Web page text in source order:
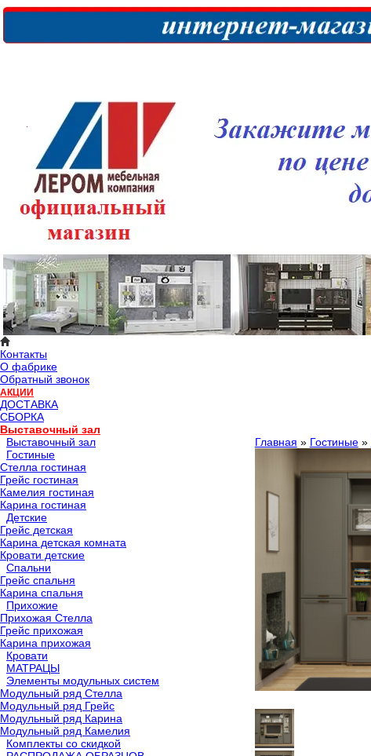
Контакты
О фабрике
Обратный звонок
АКЦИИ
ДОСТАВКА
СБОРКА
Выставочный зал
Выставочный зал
Гостиные
Стелла гостиная
Грейс гостиная
Камелия гостиная
Карина гостиная
Детские
Грейс детская
Карина детская комната
Кровати детские
Спальни
Грейс спальня
Карина спальня
Прихожие
Прихожая Стелла
Грейс прихожая
Карина прихожая
Кровати
МАТРАЦЫ
Элементы модульных систем
Модульный ряд Стелла
Модульный ряд Грейс
Модульный ряд Карина
Модульный ряд Камелия
Комплекты со скидкой
Главная » Гостиные»